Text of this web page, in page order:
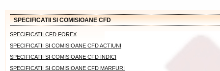
SPECIFICATII SI COMISIOANE CFD
SPECIFICATII CFD FOREX
SPECIFICATII SI COMISIOANE CFD ACTIUNI
SPECIFICATII SI COMISIOANE CFD INDICI
SPECIFICATII SI COMISIOANE CFD MARFURI